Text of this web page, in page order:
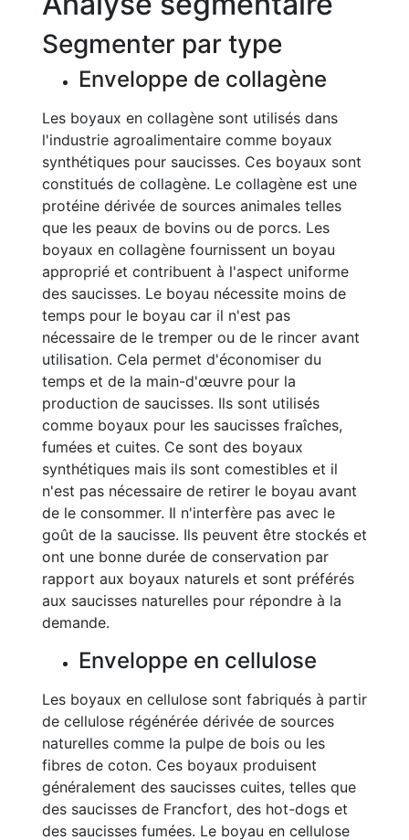
Segmenter par type
Enveloppe de collagène
Les boyaux en collagène sont utilisés dans
l'industrie agroalimentaire comme boyaux
synthétiques pour saucisses. Ces boyaux sont
constitués de collagène. Le collagène est une
protéine dérivée de sources animales telles
que les peaux de bovins ou de porcs. Les
boyaux en collagène fournissent un boyau
approprié et contribuent à l'aspect uniforme
des saucisses. Le boyau nécessite moins de
temps pour le boyau car il n'est pas
nécessaire de le tremper ou de le rincer avant
utilisation. Cela permet d'économiser du
temps et de la main-d'œuvre pour la
production de saucisses. Ils sont utilisés
comme boyaux pour les saucisses fraîches,
fumées et cuites. Ce sont des boyaux
synthétiques mais ils sont comestibles et il
n'est pas nécessaire de retirer le boyau avant
de le consommer. Il n'interfère pas avec le
goût de la saucisse. Ils peuvent être stockés et
ont une bonne durée de conservation par
rapport aux boyaux naturels et sont préférés
aux saucisses naturelles pour répondre à la
demande.
Enveloppe en cellulose
Les boyaux en cellulose sont fabriqués à partir
de cellulose régénérée dérivée de sources
naturelles comme la pulpe de bois ou les
fibres de coton. Ces boyaux produisent
généralement des saucisses cuites, telles que
des saucisses de Francfort, des hot-dogs et
des saucisses fumées. Le boyau en cellulose